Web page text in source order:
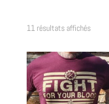
11 résultats affichésTrié
du
plus
récent